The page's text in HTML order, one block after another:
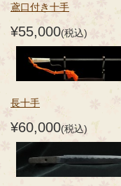
鳶口付き十手
¥55,000(税込)
長十手
¥60,000(税込)